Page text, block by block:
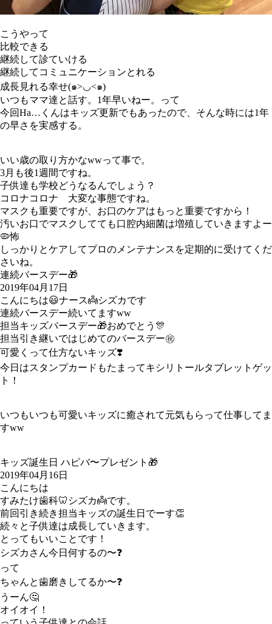
こうやって
比較できる
継続して診ていける
継続してコミュニケーションとれる
成長見れる幸せ(๑>◡<๑)
いつもママ達と話す。1年早いねー。って
今回Ha…くんはキッズ更新でもあったので、そんな時には1年
の早さを実感する。
いい歳の取り方かなwwって事で。
3月も後1週間ですね。
子供達も学校どうなるんでしょう？
コロナコロナ 大変な事態ですね。
マスクも重要ですが、お口のケアはもっと重要ですから！
汚いお口でマスクしてても口腔内細菌は増殖していきますよー
🦠怖
しっかりとケアしてプロのメンテナンスを定期的に受けてくだ
さいね。
連続バースデー🎁
2019年04月17日
こんにちは😃ナース👼シズカです
連続バースデー続いてますww
担当キッズバースデー🎁おめでとう🎊
担当引き継いではじめてのバースデー㊗️
可愛くって仕方ないキッズ❣️
今日はスタンプカードもたまってキシリトールタブレットゲッ
ト！
いつもいつも可愛いキッズに癒されて元気もらって仕事してま
すww
キッズ誕生日 ハピバ〜プレゼント🎁
2019年04月16日
こんにちは
すみたけ歯科🦷シズカ👼です。
前回引き続き担当キッズの誕生日でーす👏
続々と子供達は成長していきます。
とってもいいことです！
シズカさん今日何するの〜❓
って
ちゃんと歯磨きしてるか〜❓
うーん🤔
オイオイ！